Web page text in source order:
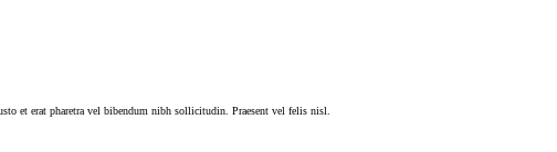
et erat pharetra vel bibendum nibh sollicitudin. Praesent vel felis nisl.